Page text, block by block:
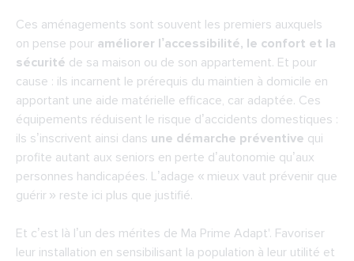
Ces aménagements sont souvent les premiers auxquels
on pense pour améliorer l’accessibilité, le confort et la
sécurité de sa maison ou de son appartement. Et pour
cause : ils incarnent le prérequis du maintien à domicile en
apportant une aide matérielle efficace, car adaptée. Ces
équipements réduisent le risque d’accidents domestiques :
ils s’inscrivent ainsi dans une démarche préventive qui
profite autant aux seniors en perte d’autonomie qu’aux
personnes handicapées. L’adage « mieux vaut prévenir que
guérir » reste ici plus que justifié.
Et c’est là l’un des mérites de Ma Prime Adapt'. Favoriser
leur installation en sensibilisant la population à leur utilité et